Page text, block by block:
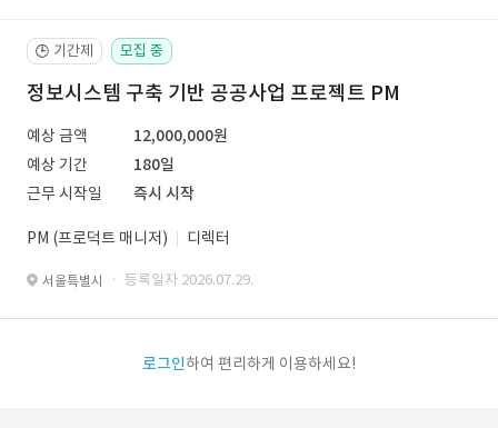
🕒 기간제 모집 중
정보시스템 구축 기반 공공사업 프로젝트 PM
예상 금액
12,000,000원
예상 기간
180일
근무 시작일
즉시 시작
PM (프로덕트 매니저) 디렉터
서울특별시 · 등록일자 2026.07.29.
로그인하여 편리하게 이용하세요!